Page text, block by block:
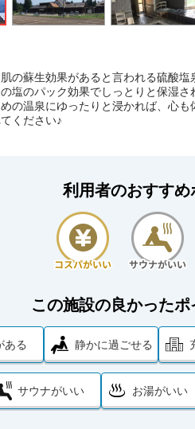
の蘇生効果があると言われる硫酸塩
塩のパック効果でしっとりと保湿さ
の温泉にゆったりと浸かれば、心
ください♪
利用者のおすすめ
この施設の良かった
ある 静かに過ごせる
サウナがいい お湯がいい